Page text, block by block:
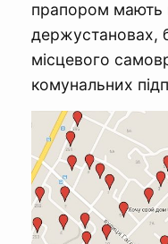
прапором мають
держустановах,
місцевого
комунальних